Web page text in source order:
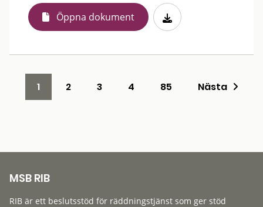
Öppna dokument
1 2 3 4 85 Nästa
MSB RIB
RIB är ett beslutsstöd för räddningstjänst som ger stöd